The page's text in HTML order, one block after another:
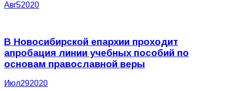
Авг52020
В Новосибирской епархии проходит
апробация линии учебных пособий по
основам православной веры
Июл292020